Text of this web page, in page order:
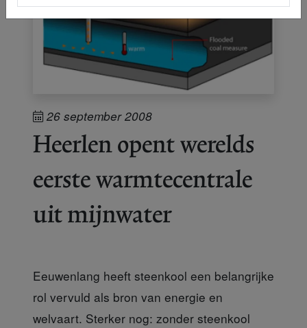
26 september 2008
Heerlen opent werelds
eerste warmtecentrale
uit mijnwater
Eeuwenlang heeft steenkool een belangrijke
rol vervuld als bron van energie en
welvaart. Sterker nog: zonder steenkool